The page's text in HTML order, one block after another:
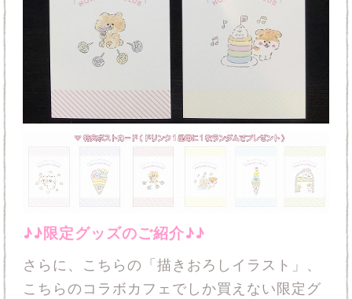
♪♪限定グッズのご紹介♪♪
さらに、こちらの「描きおろしイラスト」、
こちらのコラボカフェでしか買えない限定グ